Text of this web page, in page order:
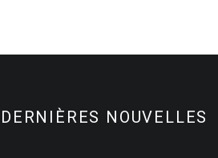
DERNIÈRES NOUVELLES